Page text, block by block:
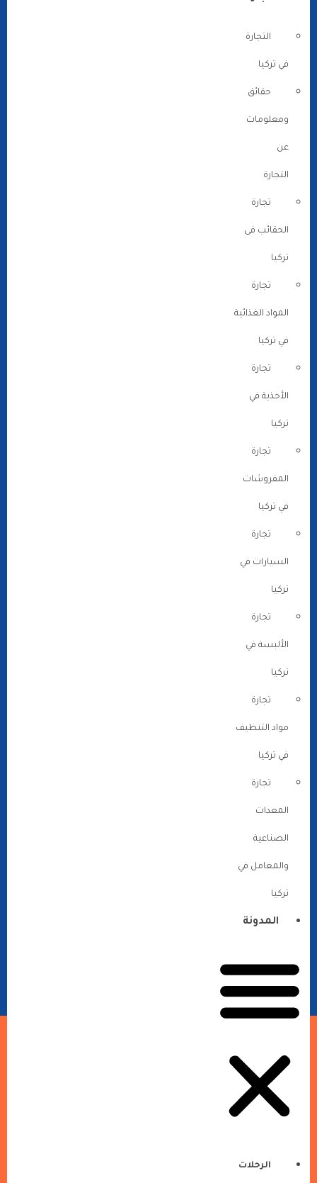
التجارة
في تركيا
حقائق
ومعلومات
عن
التجارة
تجارة
الحقائب فى
تركيا
تجارة
المواد الغذائية
في تركيا
تجارة
الأحذية في
تركيا
تجارة
المفروشات
في تركيا
تجارة
السيارات في
تركيا
تجارة
الألبسة في
تركيا
تجارة
مواد التنظيف
في تركيا
تجارة
المعدات
الصناعية
والمعامل في
تركيا
المدونة
الرحلات